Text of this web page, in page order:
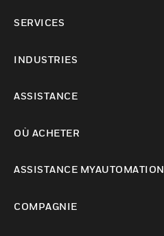
SERVICES
INDUSTRIES
ASSISTANCE
OÙ ACHETER
ASSISTANCE MYAUTOMATION
COMPAGNIE